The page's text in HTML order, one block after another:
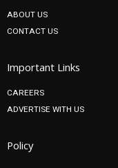
ABOUT US
CONTACT US
Important Links
CAREERS
ADVERTISE WITH US
Policy